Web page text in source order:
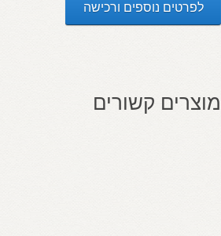
לפרטים נוספים ורכישה
מוצרים קשורים